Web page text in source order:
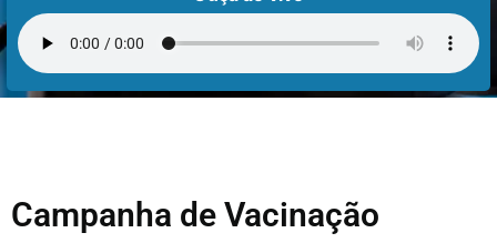
Campanha de Vacinação